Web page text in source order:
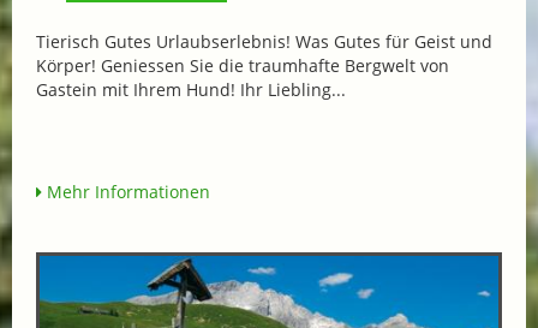
Tierisch Gutes Urlaubserlebnis! Was Gutes für Geist und
Körper! Geniessen Sie die traumhafte Bergwelt von
Gastein mit Ihrem Hund! Ihr Liebling...
Mehr Informationen